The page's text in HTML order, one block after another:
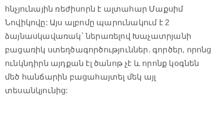
հնչյունային ռեժիսորն է ալտահար Մաքսիմ
Նովիկովը: Այս ալբոմը պարունակում է 2
ձայնասկավառակ` ներառելով Խաչատրյանի
բացառիկ ստեղծագործություններ. գործեր, որոնց
ունկնդիրն այդքան էլ ծանոթ չէ և որոնք կօգնեն
մեծ հանճարին բացահայտել մեկ այլ
տեսանկյունից: